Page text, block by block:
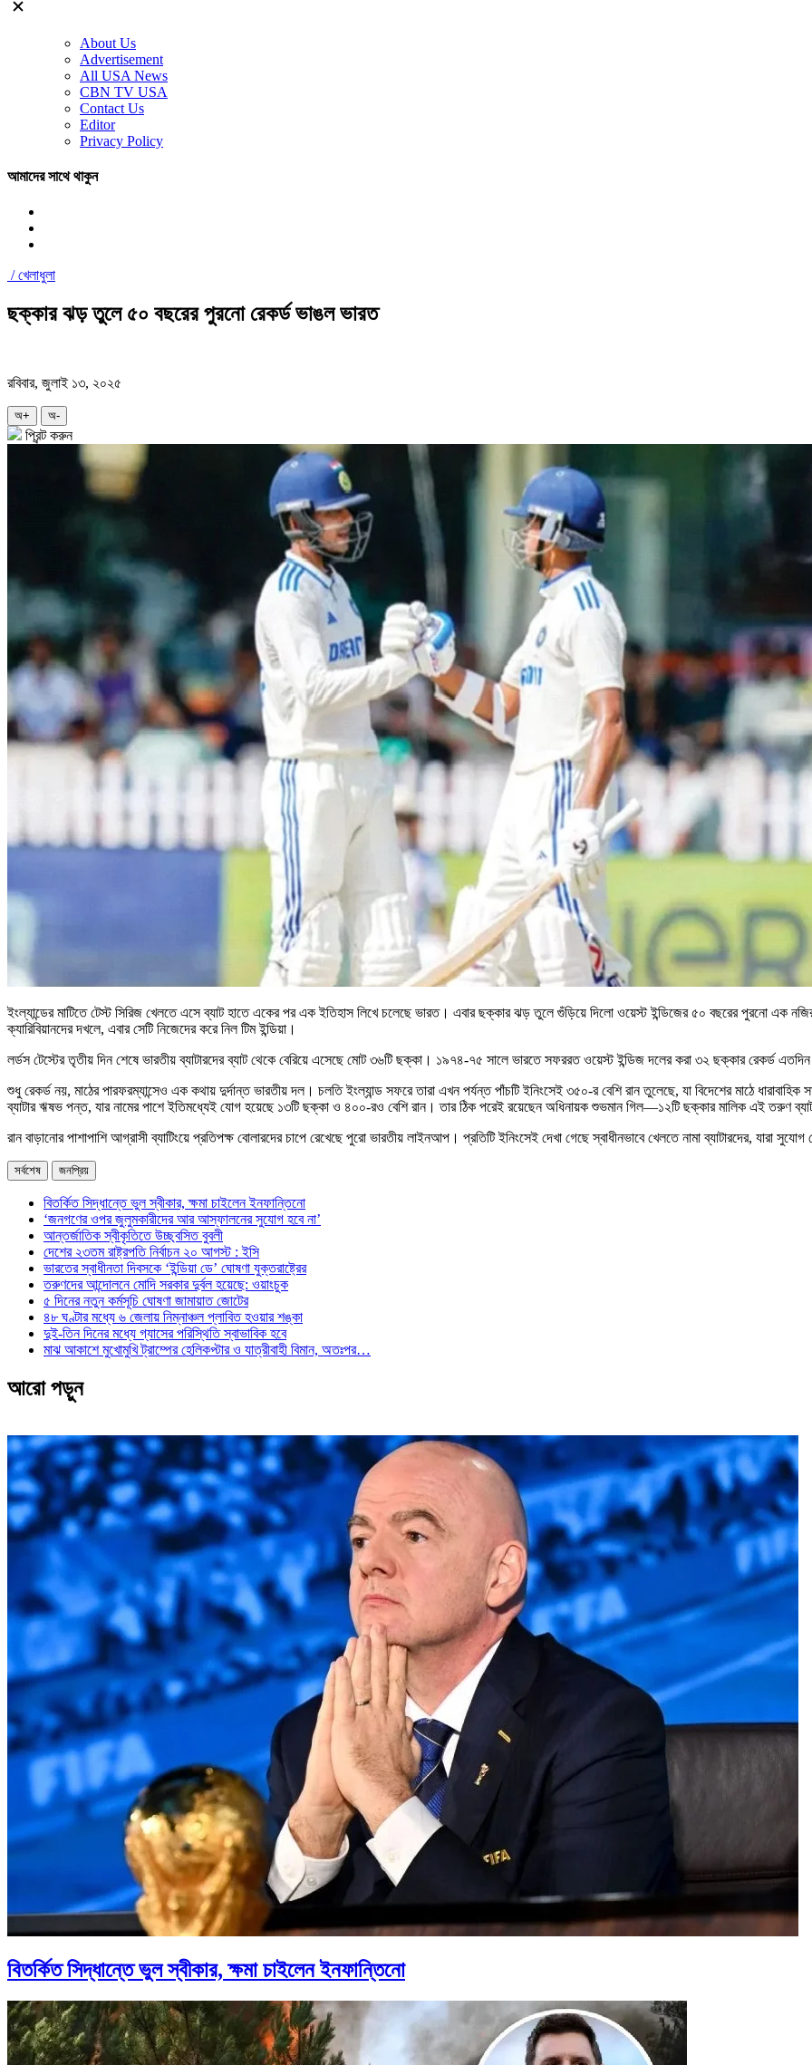
About Us
Advertisement
All USA News
CBN TV USA
Contact Us
Editor
Privacy Policy
আমাদের সাথে থাকুন
/খেলাধুলা
ছক্কার ঝড় তুলে ৫০ বছরের পুরনো রেকর্ড ভাঙল ভারত
রবিবার, জুলাই ১৩, ২০২৫
অ+ অ-
প্রিন্ট করুন
ইংল্যান্ডের মাটিতে টেস্ট সিরিজ খেলতে এসে ব্যাট হাতে একের পর এক ইতিহাস লিখে চলেছে ভারত। এবার ছক্কার ঝড় তুলে গুঁড়িয়ে দিলো ওয়েস্ট ইন্ডিজের ৫০ বছরের পুরনো এক
ক্যারিবিয়ানদের দখলে, এবার সেটি নিজেদের করে নিল টিম ইন্ডিয়া।
লর্ডস টেস্টের তৃতীয় দিন শেষে ভারতীয় ব্যাটারদের ব্যাট থেকে বেরিয়ে এসেছে মোট ৩৬টি ছক্কা। ১৯৭৪-৭৫ সালে ভারতে সফররত ওয়েস্ট ইন্ডিজ দলের করা ৩২ ছক্কার রেকর্ড এতদিন
শুধু রেকর্ড নয়, মাঠের পারফরম্যান্সেও এক কথায় দুর্দান্ত ভারতীয় দল। চলতি ইংল্যান্ড সফরে তারা এখন পর্যন্ত পাঁচটি ইনিংসেই ৩৫০-র বেশি রান তুলেছে, যা বিদেশের মাঠে
ব্যাটার ঋষভ পন্ত, যার নামের পাশে ইতিমধ্যেই যোগ হয়েছে ১৩টি ছক্কা ও ৪০০-রও বেশি রান। তার ঠিক পরেই রয়েছেন অধিনায়ক শুভমান গিল—১২টি ছক্কার মালিক এই তরুণ
রান বাড়ানোর পাশাপাশি আগ্রাসী ব্যাটিংয়ে প্রতিপক্ষ বোলারদের চাপে রেখেছে পুরো ভারতীয় লাইনআপ। প্রতিটি ইনিংসেই দেখা গেছে স্বাধীনভাবে খেলতে নামা ব্যাটারদের, যারা
সর্বশেষ জনপ্রিয়
বিতর্কিত সিদ্ধান্তে ভুল স্বীকার, ক্ষমা চাইলেন ইনফান্তিনো
‘জনগণের ওপর জুলুমকারীদের আর আস্ফালনের সুযোগ হবে না’
আন্তর্জাতিক স্বীকৃতিতে উচ্ছ্বসিত বুবলী
দেশের ২৩তম রাষ্ট্রপতি নির্বাচন ২০ আগস্ট : ইসি
ভারতের স্বাধীনতা দিবসকে ‘ইন্ডিয়া ডে’ ঘোষণা যুক্তরাষ্ট্রের
তরুণদের আন্দোলনে মোদি সরকার দুর্বল হয়েছে: ওয়াংচুক
৫ দিনের নতুন কর্মসূচি ঘোষণা জামায়াত জোটের
৪৮ ঘণ্টার মধ্যে ৬ জেলায় নিম্নাঞ্চল প্লাবিত হওয়ার শঙ্কা
দুই-তিন দিনের মধ্যে গ্যাসের পরিস্থিতি স্বাভাবিক হবে
মাঝ আকাশে মুখোমুখি ট্রাম্পের হেলিকপ্টার ও যাত্রীবাহী বিমান, অতঃপর…
আরো পড়ুন
বিতর্কিত সিদ্ধান্তে ভুল স্বীকার, ক্ষমা চাইলেন ইনফান্তিনো